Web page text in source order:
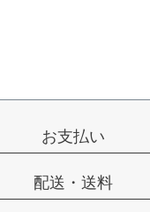
お支払い
配送・送料